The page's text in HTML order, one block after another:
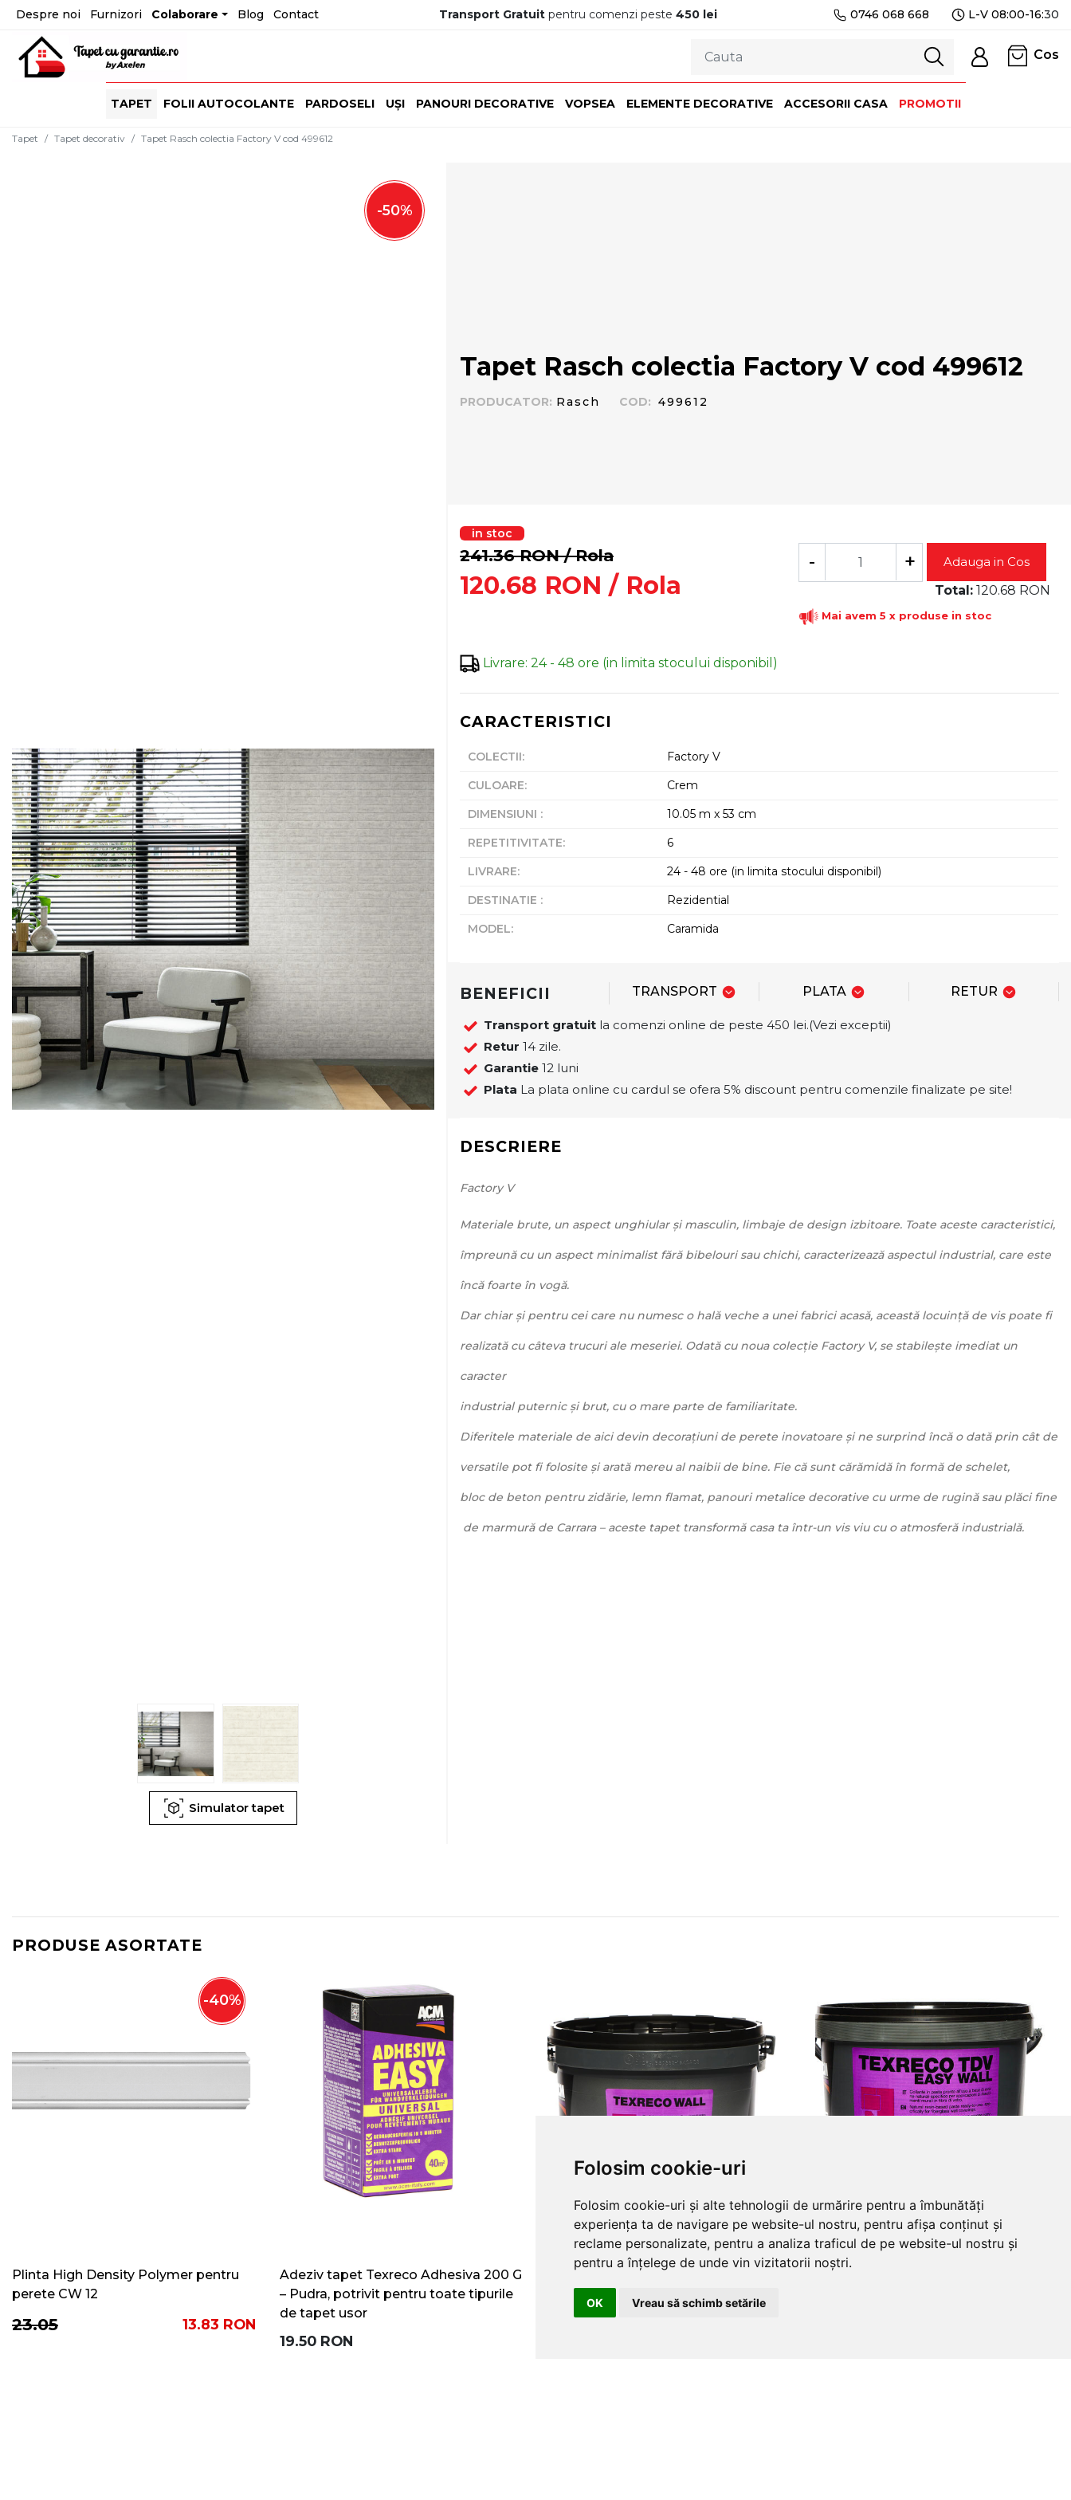
Folosim cookie-uri
Folosim cookie-uri și alte tehnologii de urmărire pentru a îmbunătăți
experiența ta de navigare pe website-ul nostru, pentru afișa conținut și
reclame personalizate, pentru a analiza traficul de pe website-ul nostru și
pentru a înțelege de unde vin vizitatorii noștri.
OK Vreau să schimb setările
Despre noi Furnizori Colaborare Blog Contact Transport Gratuitpentru comenzi peste 450 lei 0746 068 668 L-V 08:00-16:30
Cos
TAPET FOLII AUTOCOLANTE PARDOSELI UȘI PANOURI DECORATIVE VOPSEA ELEMENTE DECORATIVE ACCESORII CASA PROMOTII
Tapet Tapet decorativ Tapet Rasch colectia Factory V cod 499612
-50%
Simulator tapet
Tapet Rasch colectia Factory V cod 499612
PRODUCATOR: Rasch COD: 499612
in stoc
241.36 RON / Rola
120.68 RON / Rola
- +
Adauga in Cos
Total: 120.68 RON
Mai avem 5 x produse in stoc
Livrare: 24 - 48 ore (in limita stocului disponibil)
CARACTERISTICI
COLECTII:
Factory V
CULOARE:
Crem
DIMENSIUNI :
10.05 m x 53 cm
REPETITIVITATE:
6
LIVRARE:
24 - 48 ore (in limita stocului disponibil)
DESTINATIE :
Rezidential
MODEL: Caramida
BENEFICII TRANSPORT PLATA RETUR
Transport gratuit la comenzi online de peste 450 lei.(Vezi exceptii)
Retur 14 zile.
Garantie 12 luni
Plata La plata online cu cardul se ofera 5% discount pentru comenzile finalizate pe site!
DESCRIERE
Factory V
Materiale brute, un aspect unghiular și masculin, limbaje de design izbitoare. Toate aceste caracteristici,
împreună cu un aspect minimalist fără bibelouri sau chichi, caracterizează aspectul industrial, care este
încă foarte în vogă.
Dar chiar și pentru cei care nu numesc o hală veche a unei fabrici acasă, această locuință de vis poate fi
realizată cu câteva trucuri ale meseriei. Odată cu noua colecție Factory V, se stabilește imediat un
caracter
industrial puternic și brut, cu o mare parte de familiaritate.
Diferitele materiale de aici devin decorațiuni de perete inovatoare și ne surprind încă o dată prin cât de
versatile pot fi folosite și arată mereu al naibii de bine. Fie că sunt cărămidă în formă de schelet,
bloc de beton pentru zidărie, lemn flamat, panouri metalice decorative cu urme de rugină sau plăci fine
de marmură de Carrara – aceste tapet transformă casa ta într-un vis viu cu o atmosferă industrială.
PRODUSE ASORTATE
-40%
Plinta High Density Polymer pentru
perete CW 12
23.05 13.83 RON
Adeziv tapet Texreco Adhesiva 200 G
– Pudra, potrivit pentru toate tipurile
de tapet usor
19.50 RON
Adeziv tapet TEXRECO WALL 2.5 KG
– Gata preparat, potrivit pentru tapet
de dimensiuni mari
Adeziv Universal Tapet TEXRECO